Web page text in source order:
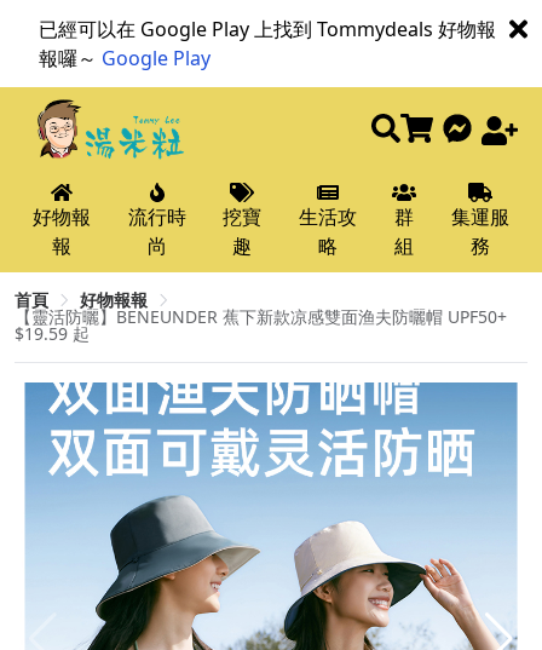
已經可以在 Google Play 上找到 Tommydeals 好物報
報囉～ Google Play
好物報
報
流行時
尚
挖寶
趣
生活攻
略
群
組
集運服
務
首頁 好物報報
【靈活防曬】BENEUNDER 蕉下新款凉感雙面渔夫防曬帽 UPF50+
$19.59 起